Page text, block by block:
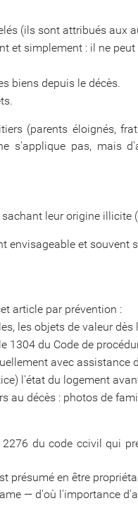
(ils sont attribués aux
et simplement : il ne
biens depuis le décès.
(parents éloignés,
s'applique pas, mais
leur origine illicite
envisageable et souvent
article par prévention :
les objets de valeur dès
1304 du Code de
avec assistance
l'état du logement
au décès : photos de
du code ccivil qui
présumé en être
— d'où l'importance